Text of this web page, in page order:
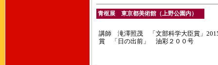
青枢展 東京都美術館（上野公園内）
講師 滝澤照茂 「文部科学大臣賞」
賞 「日の出前」 油彩２００号